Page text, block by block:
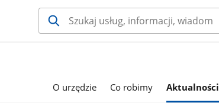
O urzędzie Co robimy Aktualności